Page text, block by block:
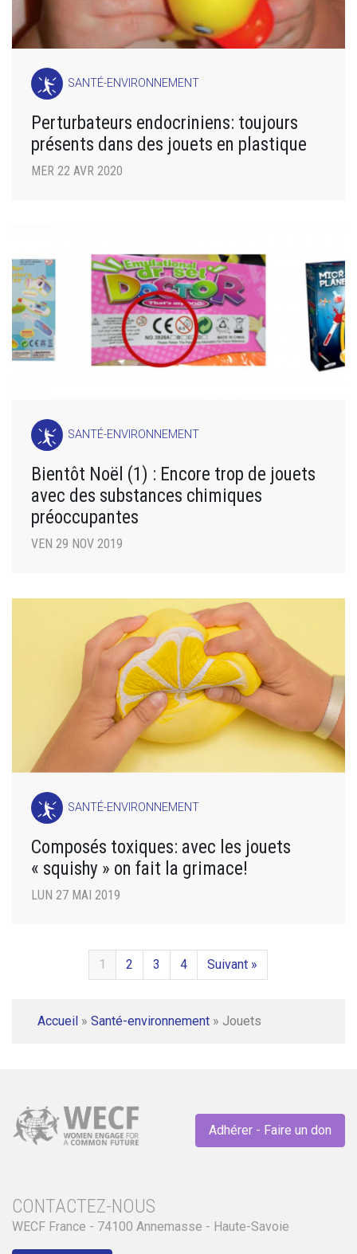
SANTÉ-ENVIRONNEMENT
Perturbateurs endocriniens: toujours
présents dans des jouets en plastique
MER 22 AVR 2020
SANTÉ-ENVIRONNEMENT
Bientôt Noël (1) : Encore trop de jouets
avec des substances chimiques
préoccupantes
VEN 29 NOV 2019
SANTÉ-ENVIRONNEMENT
Composés toxiques: avec les jouets
« squishy » on fait la grimace!
LUN 27 MAI 2019
1 2 3 4 Suivant »
Accueil » Santé-environnement » Jouets
Adhérer - Faire un don
CONTACTEZ-NOUS
WECF France - 74100 Annemasse - Haute-Savoie